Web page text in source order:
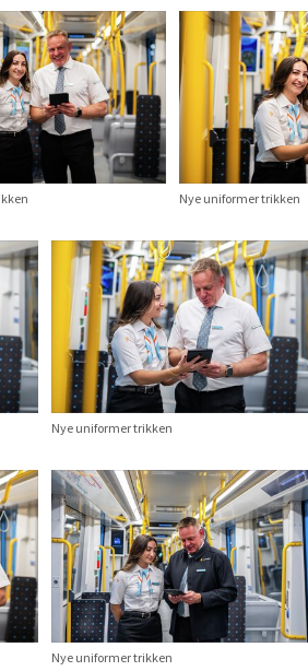
Nye uniformer trikken
Nye uniformer trikken
Nye uniformer trikken